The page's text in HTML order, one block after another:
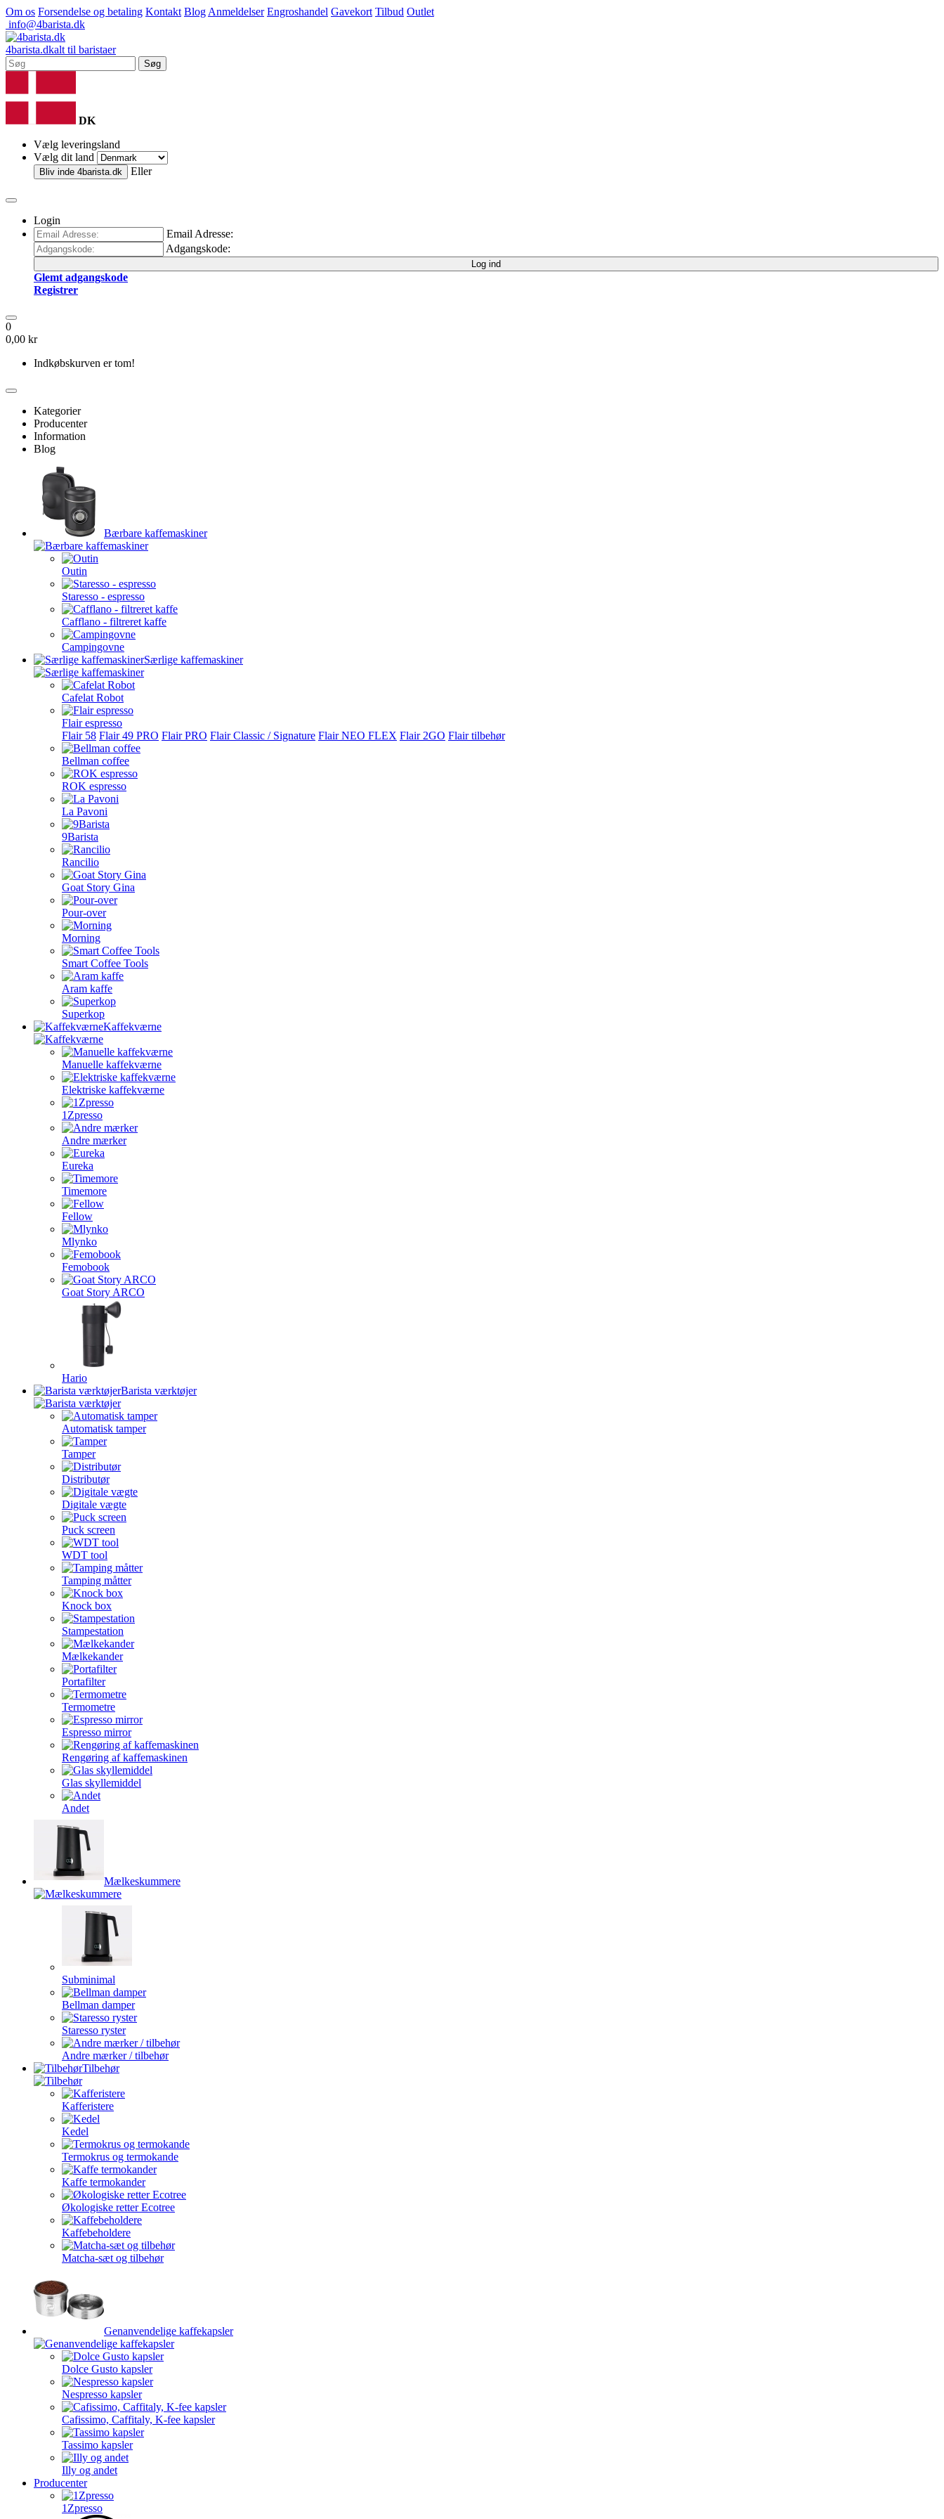
Om os Forsendelse og betaling Kontakt Blog Anmeldelser Engroshandel Gavekort Tilbud Outlet
info@4barista.dk
4barista.dkalt til baristaer
Søg
DK
Vælg leveringsland
Vælg dit land
Bliv inde 4barista.dk Eller
Login
Email Adresse:
Adgangskode:
Log ind
Glemt adgangskode
Registrer
0
0,00 kr
Indkøbskurven er tom!
Kategorier
Producenter
Information
Blog
Bærbare kaffemaskiner
Outin
Staresso - espresso
Cafflano - filtreret kaffe
Campingovne
Særlige kaffemaskiner
Cafelat Robot
Flair espresso
Flair 58 Flair 49 PRO Flair PRO Flair Classic / Signature Flair NEO FLEX Flair 2GO Flair tilbehør
Bellman coffee
ROK espresso
La Pavoni
9Barista
Rancilio
Goat Story Gina
Pour-over
Morning
Smart Coffee Tools
Aram kaffe
Superkop
Kaffekværne
Manuelle kaffekværne
Elektriske kaffekværne
1Zpresso
Andre mærker
Eureka
Timemore
Fellow
Mlynko
Femobook
Goat Story ARCO
Hario
Barista værktøjer
Automatisk tamper
Tamper
Distributør
Digitale vægte
Puck screen
WDT tool
Tamping måtter
Knock box
Stampestation
Mælkekander
Portafilter
Termometre
Espresso mirror
Rengøring af kaffemaskinen
Glas skyllemiddel
Andet
Mælkeskummere
Subminimal
Bellman damper
Staresso ryster
Andre mærker / tilbehør
Tilbehør
Kafferistere
Kedel
Termokrus og termokande
Kaffe termokander
Økologiske retter Ecotree
Kaffebeholdere
Matcha-sæt og tilbehør
Genanvendelige kaffekapsler
Dolce Gusto kapsler
Nespresso kapsler
Cafissimo, Caffitaly, K-fee kapsler
Tassimo kapsler
Illy og andet
Producenter
1Zpresso